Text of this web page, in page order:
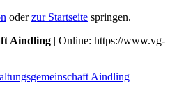
oderzur Startseite springen.
Aindling | Online: https://www.vg-